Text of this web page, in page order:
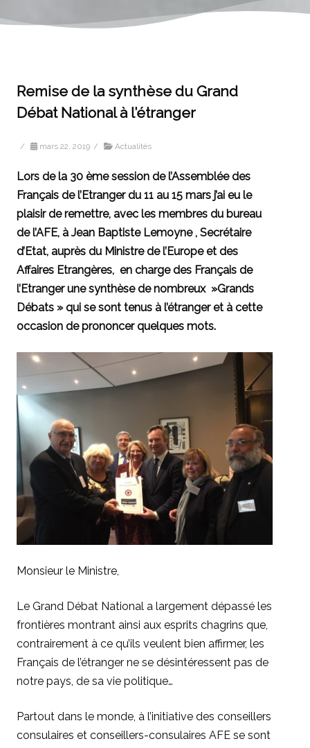
Remise de la synthèse du Grand
Débat National à l’étranger
/ mars 22, 2019 / Actualités
Lors de la 30 ème session de l’Assemblée des
Français de l’Etranger du 11 au 15 mars j’ai eu le
plaisir de remettre, avec les membres du bureau
de l’AFE, à Jean Baptiste Lemoyne , Secrétaire
d’Etat, auprès du Ministre de l’Europe et des
Affaires Etrangères, en charge des Français de
l’Etranger une synthèse de nombreux »Grands
Débats » qui se sont tenus à l’étranger et à cette
occasion de prononcer quelques mots.
Monsieur le Ministre,
Le Grand Débat National a largement dépassé les
frontières montrant ainsi aux esprits chagrins que,
contrairement à ce qu’ils veulent bien affirmer, les
Français de l’étranger ne se désintéressent pas de
notre pays, de sa vie politique…
Partout dans le monde, à l’initiative des conseillers
consulaires et conseillers-consulaires AFE se sont